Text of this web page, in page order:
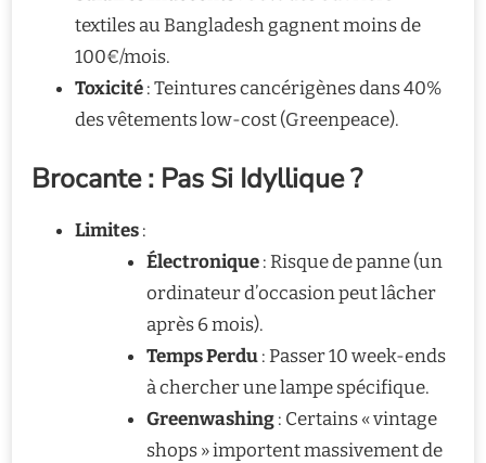
textiles au Bangladesh gagnent moins de
100€/mois.
Toxicité: Teintures cancérigènes dans 40%
des vêtements low-cost (Greenpeace).
Brocante : Pas Si Idyllique ?
Limites:
Électronique: Risque de panne (un
ordinateur d’occasion peut lâcher
après 6 mois).
Temps Perdu: Passer 10 week-ends
à chercher une lampe spécifique.
Greenwashing: Certains « vintage
shops » importent massivement de